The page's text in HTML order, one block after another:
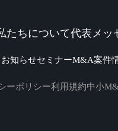
たちについて代表メッ
お知らせセミナーM&A案件
ーポリシー利用規約中小